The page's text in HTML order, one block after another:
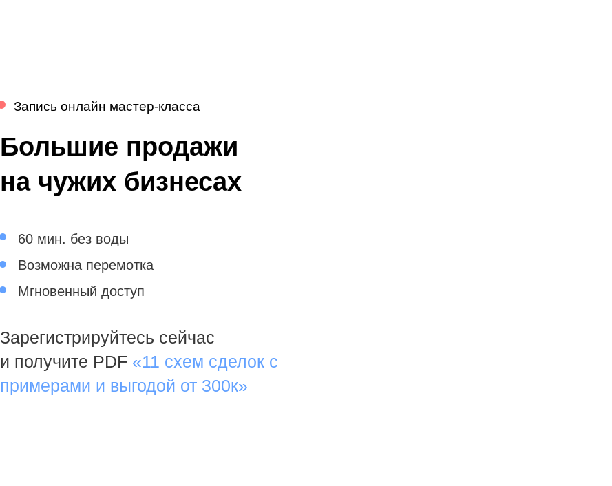
Большие продажи
на чужих бизнесах
Запись онлайн мастер-класса
Зарегистрируйтесь сейчас
и получите PDF «11 схем сделок с
примерами и выгодой от 300к»
60 мин. без воды
Возможна перемотка
Мгновенный доступ